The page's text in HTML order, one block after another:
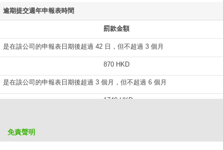
逾期提交週年申報表時間
罰款金額
是在該公司的申報表日期後超過 42 日，但不超過 3 個月
870 HKD
是在該公司的申報表日期後超過 3 個月，但不超過 6 個月
1740 HKD
免責聲明